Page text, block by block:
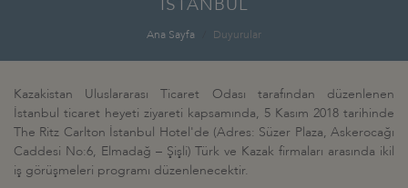
Ana Sayfa Duyurular
Kazakistan Uluslararası Ticaret Odası tarafından düzenlenen
İstanbul ticaret heyeti ziyareti kapsamında, 5 Kasım 2018 tarihinde
The Ritz Carlton İstanbul Hotel'de (Adres: Süzer Plaza, Askerocağı
Caddesi No:6, Elmadağ – Şişli) Türk ve Kazak firmaları arasında ikil
iş görüşmeleri programı düzenlenecektir.